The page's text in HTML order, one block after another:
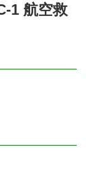
1 航空救